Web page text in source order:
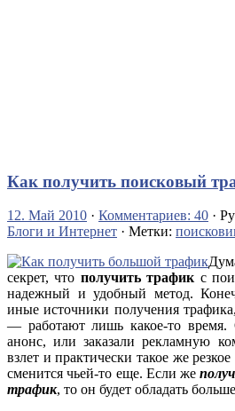
Как получить поисковый
12. Май 2010 · Комментариев: 40 ·
Блоги и Интернет · Метки:
секрет, что получить трафикс
надежный и удобный метод.
иные источники получения
— работают лишь какое-то время.
анонс, или заказали рекламную
взлет и практически такое же
сменится чьей-то еще. Если же
трафик, то он будет обладать